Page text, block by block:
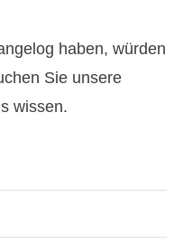
haben, würden
Sie unsere
wissen.